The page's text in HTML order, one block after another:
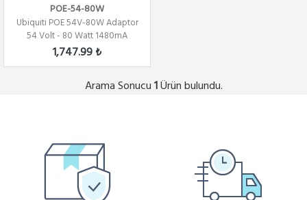
POE-54-80W
Ubiquiti POE 54V-80W Adaptor
54 Volt - 80 Watt 1480mA
10/100/1000...
1,747.99 ₺
Arama Sonucu 1Ürün bulundu.